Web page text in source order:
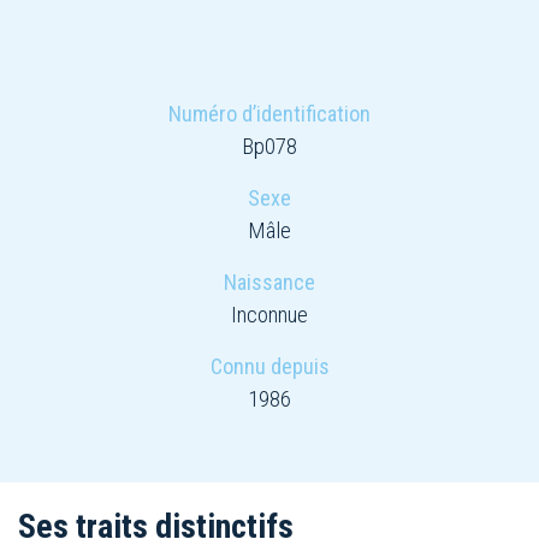
Numéro d’identification
Bp078
Sexe
Mâle
Naissance
Inconnue
Connu depuis
1986
Ses traits distinctifs